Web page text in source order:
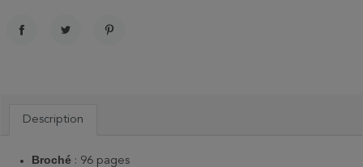
Description
Broché : 96 pages